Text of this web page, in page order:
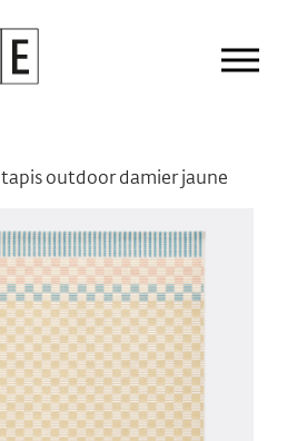
tapis outdoor damier jaune